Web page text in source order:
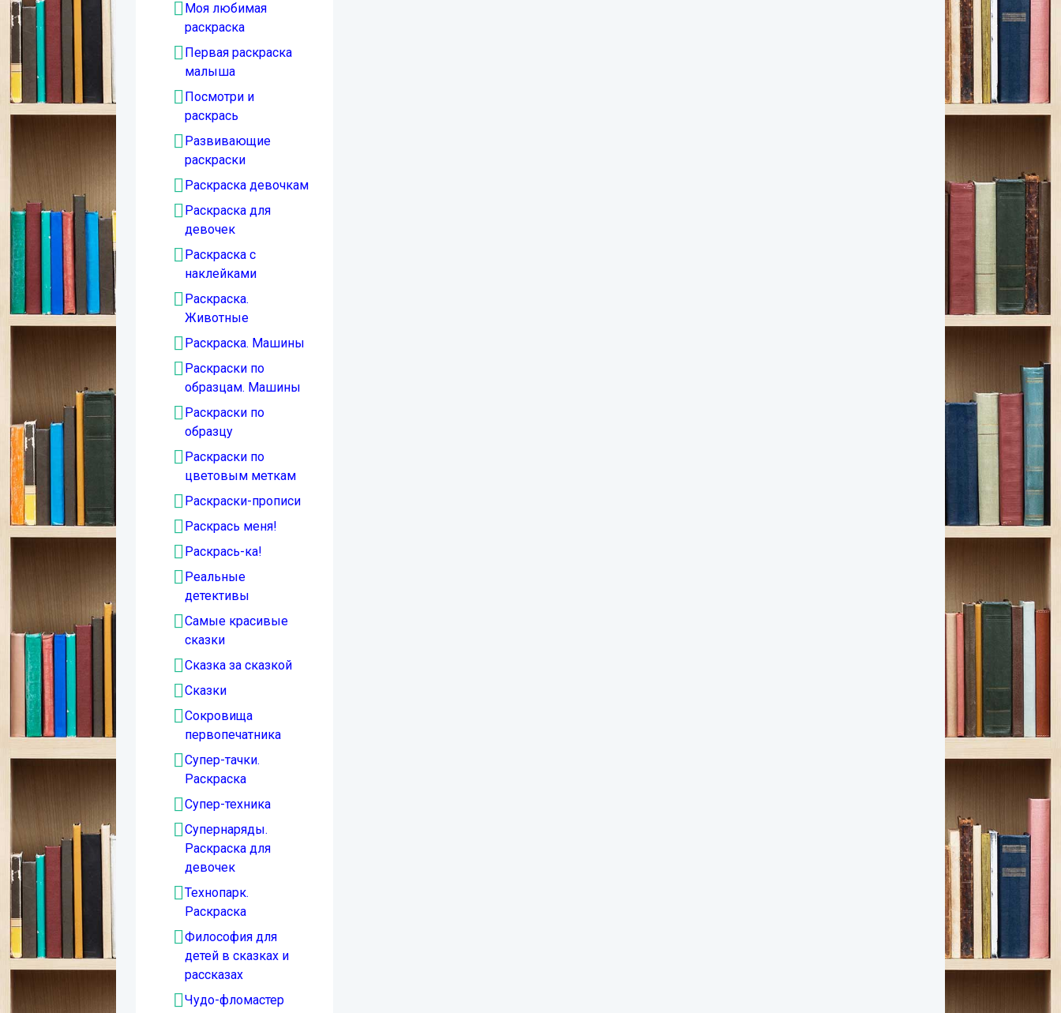
Моя любимая
раскраска
Первая раскраска
малыша
Посмотри и
раскрась
Развивающие
раскраски
Раскраска девочкам
Раскраска для
девочек
Раскраска с
наклейками
Раскраска.
Животные
Раскраска. Машины
Раскраски по
образцам. Машины
Раскраски по
образцу
Раскраски по
цветовым меткам
Раскраски-прописи
Раскрась меня!
Раскрась-ка!
Реальные
детективы
Самые красивые
сказки
Сказка за сказкой
Сказки
Сокровища
первопечатника
Супер-тачки.
Раскраска
Супер-техника
Супернаряды.
Раскраска для
девочек
Технопарк.
Раскраска
Философия для
детей в сказках и
рассказах
Чудо-фломастер